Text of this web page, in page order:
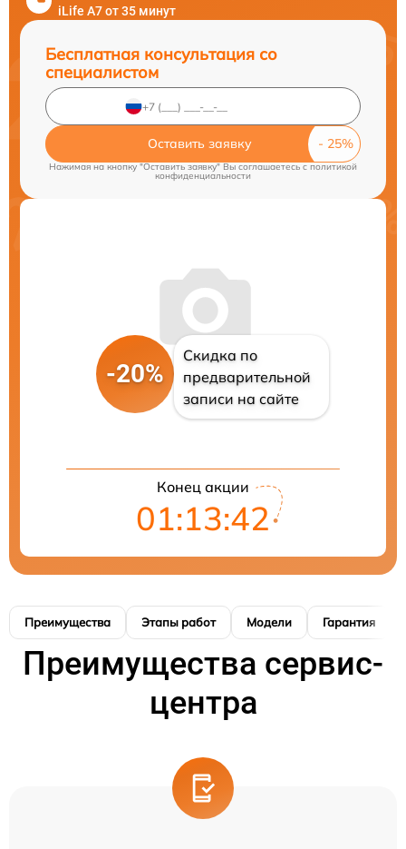
iLife A7 от 35 минут
Бесплатная консультация со
специалистом
Оставить заявку
Нажимая на кнопку "Оставить заявку" Вы соглашаетесь c политикой
конфиденциальности
-20%
Скидка по
предварительной
записи на сайте
Конец акции
01:13:41
Преимущества Этапы работ Модели Гарантия
Преимущества сервис-
центра